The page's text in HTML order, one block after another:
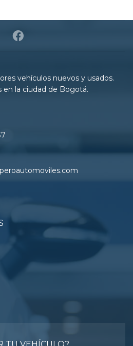
vehículos nuevos y usados.
en la ciudad de Bogotá.